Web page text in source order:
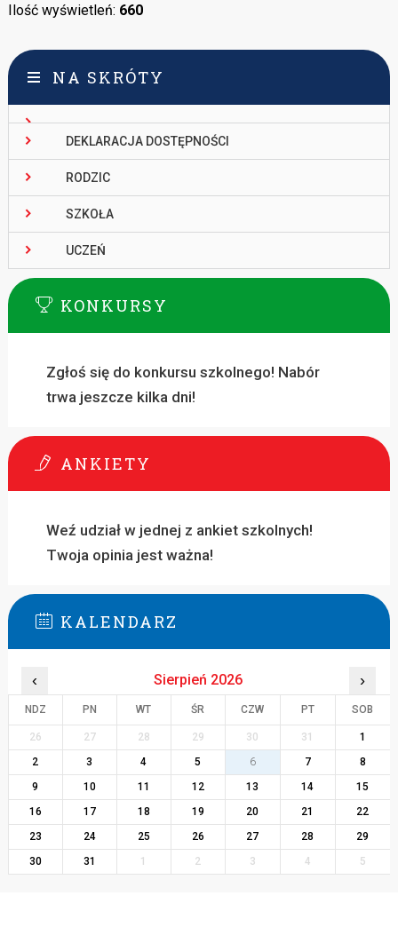
Ilość wyświetleń: 660
NA SKRÓTY
DEKLARACJA DOSTĘPNOŚCI
RODZIC
SZKOŁA
UCZEŃ
KONKURSY
Zgłoś się do konkursu szkolnego! Nabór
trwa jeszcze kilka dni!
ANKIETY
Weź udział w jednej z ankiet szkolnych!
Twoja opinia jest ważna!
KALENDARZ
‹ Sierpień 2026 ›
NDZ PN WT ŚR CZW PT SOB
26 27 28 29 30 31
1
2
3 4 5 6 7
8
9
10 11 12 13 14
15
16
17 18 19 20 21
22
23
24 25 26 27 28
29
30
31 1 2 3 4 5